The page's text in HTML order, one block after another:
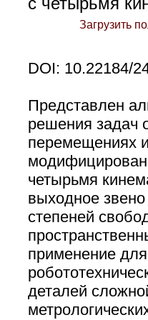
Загрузить
DOI: 10.22184/
Представлен
решения задач
перемещениях и
четырьмя
выходное
степеней
применение
деталей